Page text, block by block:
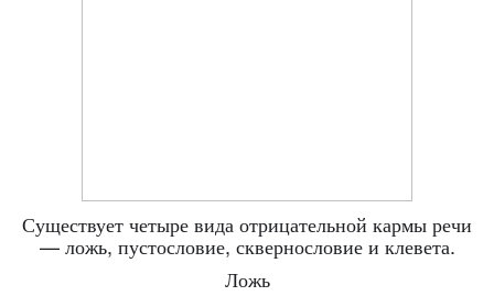
Существует четыре вида отрицательной кармы речи
— ложь, пустословие, сквернословие и клевета.
Ложь